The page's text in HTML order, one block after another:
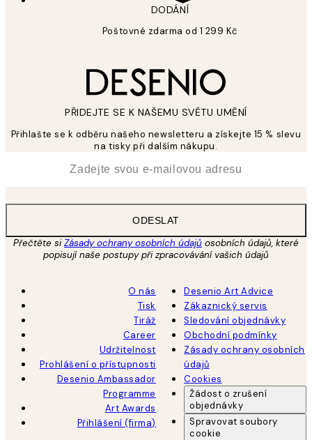
DODÁNÍ
Poštovné zdarma od 1 299 Kč
PŘIDEJTE SE K NAŠEMU SVĚTU UMĚNÍ
Přihlašte se k odběru našeho newsletteru a získejte 15 % slevu
na tisky při dalším nákupu.
ODESLAT
Přečtěte siZásady ochrany osobních údajů osobních údajů, které
popisují naše postupy při zpracovávání vašich údajů
O nás
Tisk
Tiráž
Career
Udržitelnost
Prohlášení o přístupnosti
Desenio Ambassador
Programme
Art Awards
Přihlášení (firma)
Desenio Art Advice
Zákaznický servis
Sledování objednávky
Obchodní podmínky
Zásady ochrany osobních
údajů
Cookies
Žádost o zrušení
objednávky
Spravovat soubory
cookie